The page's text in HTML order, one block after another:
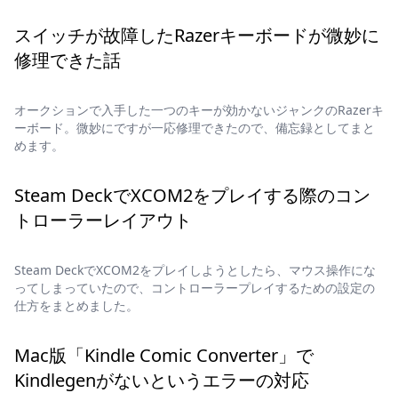
スイッチが故障したRazerキーボードが微妙に
修理できた話
オークションで入手した一つのキーが効かないジャンクのRazerキ
ーボード。微妙にですが一応修理できたので、備忘録としてまと
めます。
Steam DeckでXCOM2をプレイする際のコン
トローラーレイアウト
Steam DeckでXCOM2をプレイしようとしたら、マウス操作にな
ってしまっていたので、コントローラープレイするための設定の
仕方をまとめました。
Mac版「Kindle Comic Converter」で
Kindlegenがないというエラーの対応